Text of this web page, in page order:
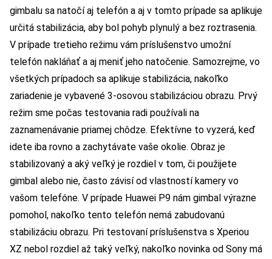
gimbalu sa natočí aj telefón a aj v tomto prípade sa aplikuje
určitá stabilizácia, aby bol pohyb plynulý a bez roztrasenia.
V prípade tretieho režimu vám príslušenstvo umožní
telefón nakláňať a aj meniť jeho natočenie. Samozrejme, vo
všetkých prípadoch sa aplikuje stabilizácia, nakoľko
zariadenie je vybavené 3-osovou stabilizáciou obrazu. Prvý
režim sme počas testovania radi používali na
zaznamenávanie priamej chôdze. Efektívne to vyzerá, keď
idete iba rovno a zachytávate vaše okolie. Obraz je
stabilizovaný a aký veľký je rozdiel v tom, či použijete
gimbal alebo nie, často závisí od vlastností kamery vo
vašom telefóne. V prípade Huawei P9 nám gimbal výrazne
pomohol, nakoľko tento telefón nemá zabudovanú
stabilizáciu obrazu. Pri testovaní príslušenstva s Xperiou
XZ nebol rozdiel až taký veľký, nakoľko novinka od Sony má